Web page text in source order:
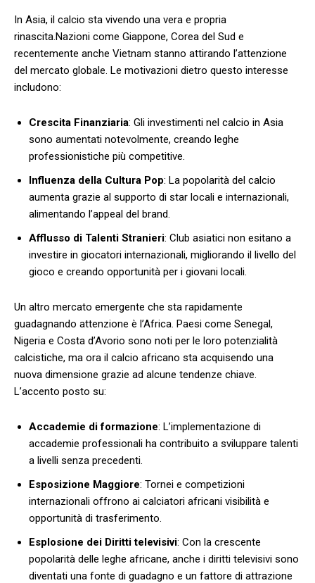
In Asia, il calcio sta vivendo una vera e propria‍
rinascita.Nazioni come Giappone, Corea del Sud e
recentemente anche Vietnam​ stanno attirando l’attenzione
del mercato ⁤globale. Le motivazioni dietro questo interesse
includono:
Crescita ⁢Finanziaria: Gli investimenti nel calcio in Asia
sono aumentati notevolmente, creando leghe
professionistiche più competitive.
Influenza ​della Cultura Pop: La​ popolarità del calcio
aumenta grazie al supporto di star locali e internazionali,
alimentando l’appeal del brand.
Afflusso di Talenti Stranieri: Club asiatici non‍ esitano a
investire in ​giocatori internazionali, migliorando il livello del
gioco e creando opportunità per i giovani locali.
Un altro mercato emergente che sta rapidamente
guadagnando attenzione è l’Africa. Paesi come Senegal,
Nigeria ‌e Costa ‌d’Avorio sono noti ‌per‌ le loro potenzialità
calcistiche, ma ora il calcio africano sta ‍acquisendo una
nuova dimensione grazie ad alcune tendenze chiave.
‌L’accento posto su:
Accademie di formazione: L’implementazione di
accademie professionali ha ​contribuito a sviluppare talenti
a livelli ‌senza precedenti.
Esposizione Maggiore: Tornei e competizioni
internazionali offrono ai calciatori africani visibilità e
opportunità di trasferimento.
Esplosione dei Diritti televisivi: Con la crescente
popolarità delle leghe africane, anche i diritti televisivi sono
diventati una fonte di guadagno e un fattore‌ di attrazione